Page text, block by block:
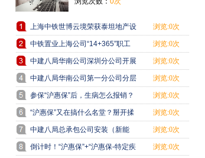
上海中铁世博云境荣获泰坦地产设
计金奖
浏览:0次
中铁置业上海公司“14+365”职工
读书计划赋
浏览:0次
中建八局华南公司深圳分公司开展
党风廉政宣
浏览:0次
中建八局华南公司第一分公司分层
施教强震慑
浏览:0次
参保“沪惠保”后，生病怎么报销？
真实理赔
浏览:0次
“沪惠保”又在搞什么名堂？掰开揉
碎跟你讲
浏览:0次
中建八局总承包公司安装（新能
源）分公司开
浏览:0次
倒计时！“沪惠保”+“沪惠保-特定疾
浏览:0次